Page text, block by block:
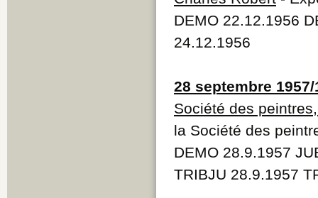
DEMO 22.12.1956
24.12.1956
28 septembre
Société des
la Société des
DEMO 28.9.1957
TRIBJU 28.9.1957